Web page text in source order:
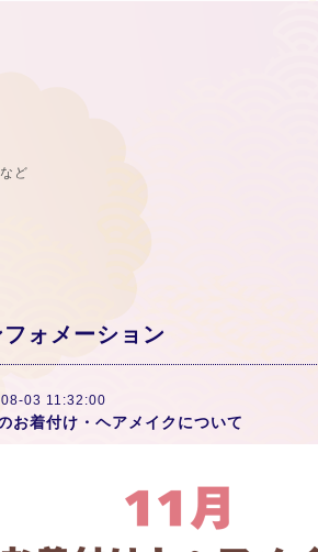
ど
ォメーション
03 11:32:00
お着付け・ヘアメイクについて